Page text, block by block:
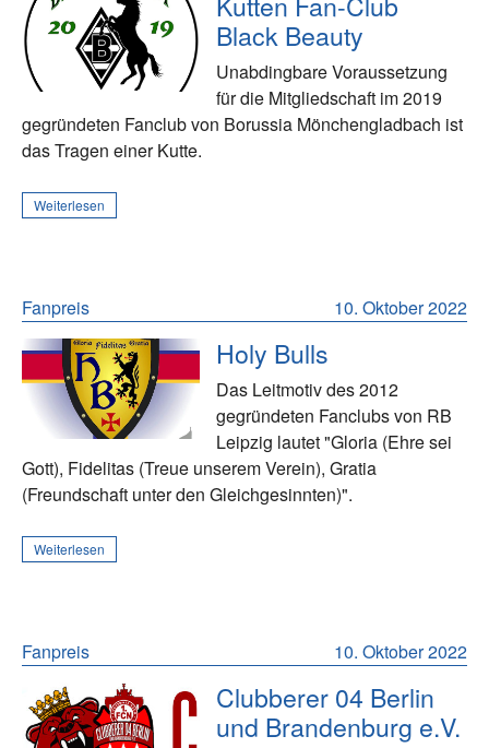
Black Beauty
Unabdingbare Voraussetzung
für die Mitgliedschaft im 2019
gegründeten Fanclub von Borussia Mönchengladbach ist
das Tragen einer Kutte.
Weiterlesen
10. Oktober 2022
Fanpreis
Holy Bulls
Das Leitmotiv des 2012
gegründeten Fanclubs von RB
Leipzig lautet "Gloria (Ehre sei
Gott), Fidelitas (Treue unserem Verein), Gratia
(Freundschaft unter den Gleichgesinnten)".
Weiterlesen
10. Oktober 2022
Fanpreis
Clubberer 04 Berlin
und Brandenburg e.V.